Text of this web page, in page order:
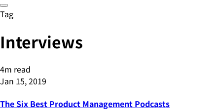
Tag
Interviews
4m read
Jan 15, 2019
The Six Best Product Management Podcasts